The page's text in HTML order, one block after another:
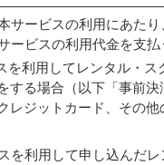
サービスの利用にあた
ービスの利用代金を支払
を利用してレンタル・ス
する場合（以下「事前
レジットカード、その
を利用して申し込んだ